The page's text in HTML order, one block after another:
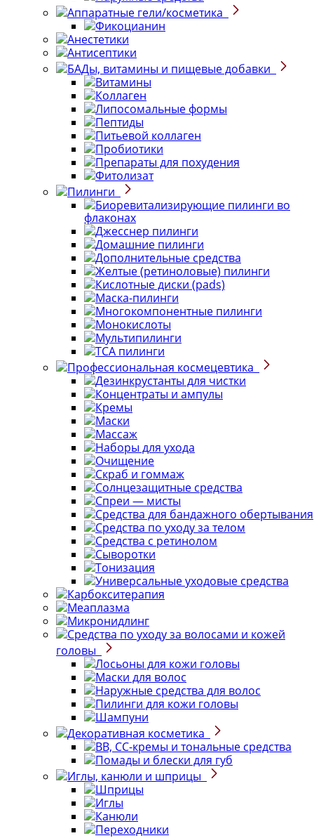
Аппаратные гели/косметика
Фикоцианин
Анестетики
Антисептики
БАДы, витамины и пищевые добавки
Витамины
Коллаген
Липосомальные формы
Пептиды
Питьевой коллаген
Пробиотики
Препараты для похудения
Фитолизат
Пилинги
Биоревитализирующие пилинги во
флаконах
Джесснер пилинги
Домашние пилинги
Дополнительные средства
Желтые (ретиноловые) пилинги
Кислотные диски (pads)
Маска-пилинги
Многокомпонентные пилинги
Монокислоты
Мультипилинги
ТСА пилинги
Профессиональная космецевтика
Дезинкрустанты для чистки
Концентраты и ампулы
Кремы
Маски
Массаж
Наборы для ухода
Очищение
Скраб и гоммаж
Солнцезащитные средства
Спреи — мисты
Средства для бандажного обертывания
Средства по уходу за телом
Средства с ретинолом
Сыворотки
Тонизация
Универсальные уходовые средства
Карбокситерапия
Меаплазма
Микронидлинг
Средства по уходу за волосами и кожей
головы
Лосьоны для кожи головы
Маски для волос
Наружные средства для волос
Пилинги для кожи головы
Шампуни
Декоративная косметика
BB, CC-кремы и тональные средства
Помады и блески для губ
Иглы, канюли и шприцы
Шприцы
Иглы
Канюли
Переходники